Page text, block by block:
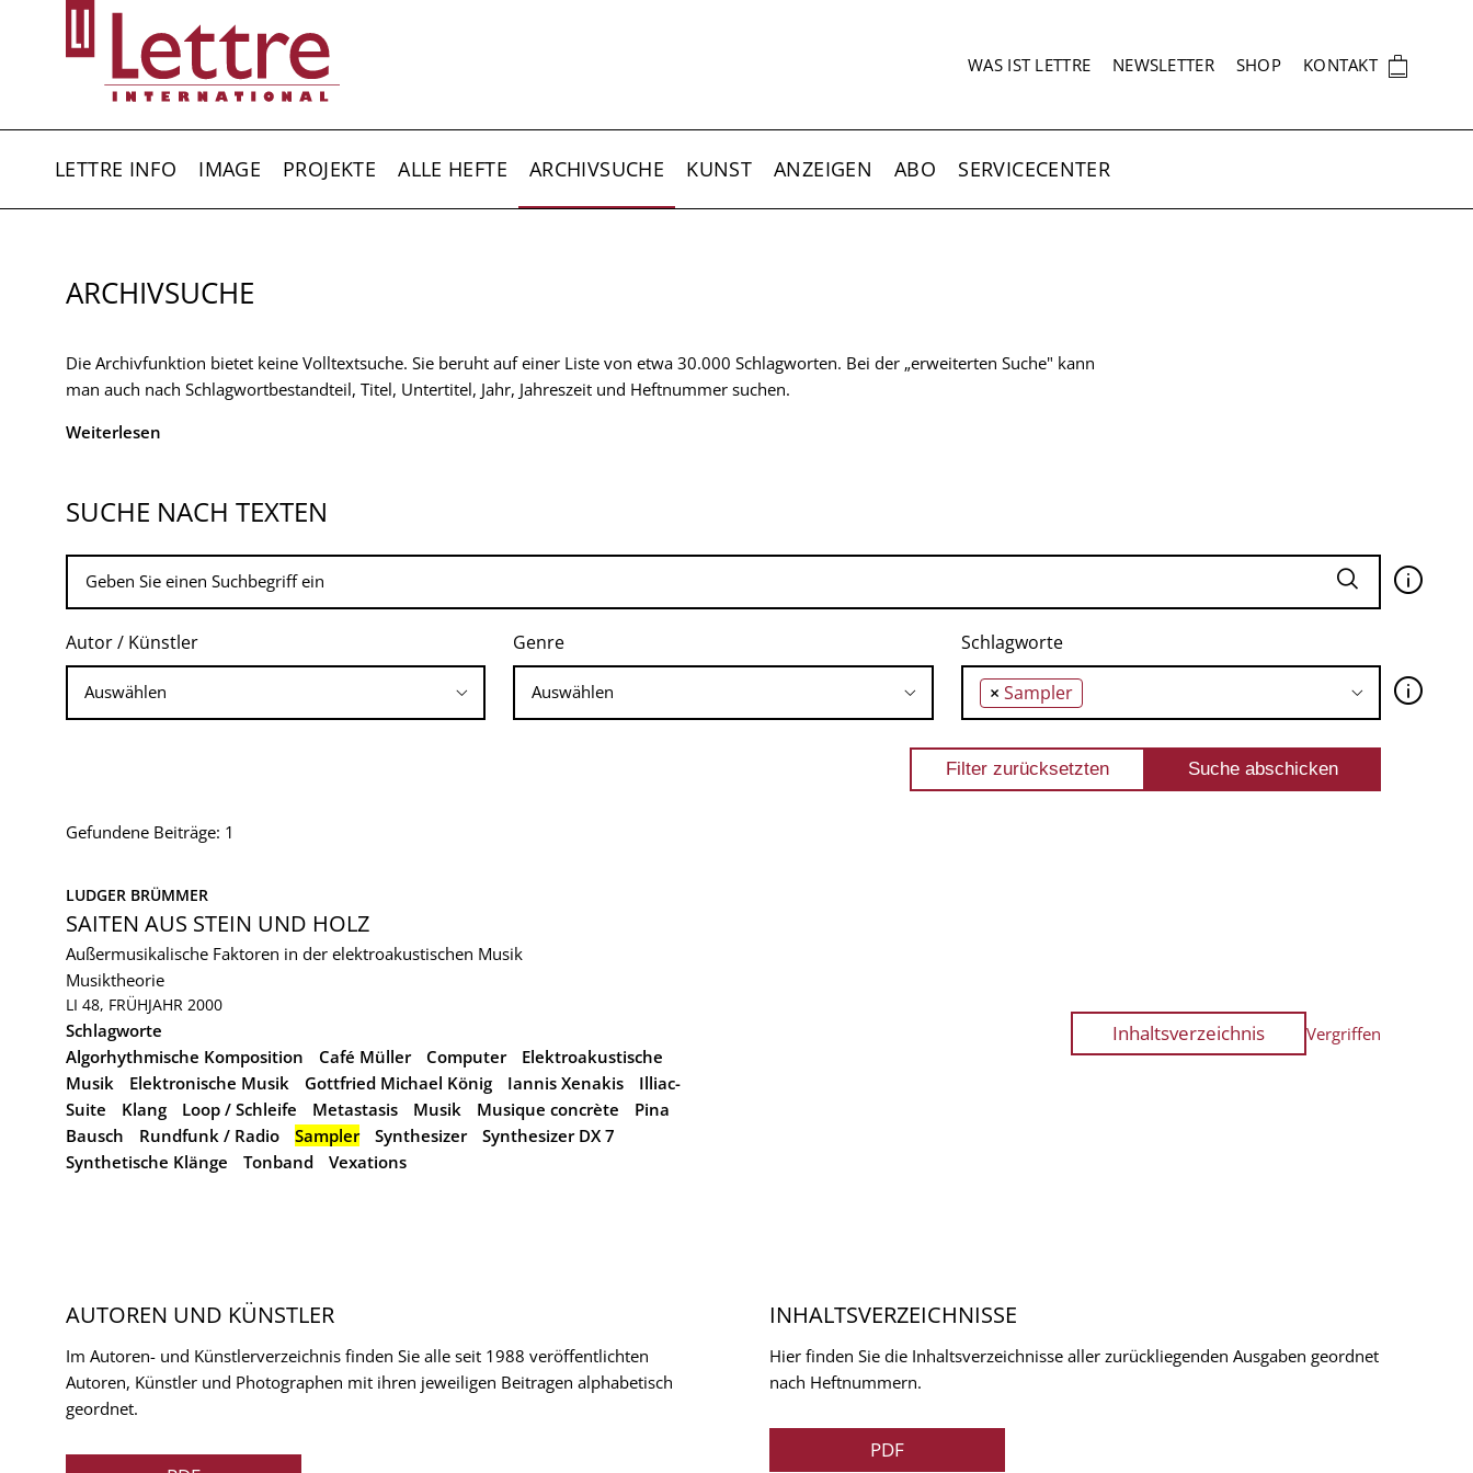
SEKUNDÄRNAVIGATION
WAS IST LETTRE NEWSLETTER SHOP KONTAKT 🛍
LETTRE INFO IMAGE PROJEKTE ALLE HEFTE ARCHIVSUCHE KUNST ANZEIGEN ABO SERVICECENTER
ARCHIVSUCHE
Die Archivfunktion bietet keine Volltextsuche. Sie beruht auf einer Liste von etwa 30.000 Schlagworten. Bei der „erweiterten Suche" kann
man auch nach Schlagwortbestandteil, Titel, Untertitel, Jahr, Jahreszeit und Heftnummer suchen.
Weiterlesen
SUCHE NACH TEXTEN
🛈
Autor / Künstler Genre Schlagworte
× Sampler 🛈
Gefundene Beiträge: 1
LUDGER BRÜMMER
SAITEN AUS STEIN UND HOLZ
Außermusikalische Faktoren in der elektroakustischen Musik
Musiktheorie
LI 48, FRÜHJAHR 2000
Schlagworte
Algorhythmische Komposition
Café Müller Computer
Elektroakustische
Musik
Elektronische Musik Gottfried Michael König Iannis Xenakis
Illiac-
Suite
Klang Loop / Schleife Metastasis Musik Musique concrète
Pina
Bausch
Rundfunk / Radio Sampler Synthesizer
Synthesizer DX 7
Synthetische Klänge
Tonband Vexations
Inhaltsverzeichnis Vergriffen
AUTOREN UND KÜNSTLER
Im Autoren- und Künstlerverzeichnis finden Sie alle seit 1988 veröffentlichten
Autoren, Künstler und Photographen mit ihren jeweiligen Beitragen alphabetisch
geordnet.
INHALTSVERZEICHNISSE
Hier finden Sie die Inhaltsverzeichnisse aller zurückliegenden Ausgaben geordnet
nach Heftnummern.
PDF